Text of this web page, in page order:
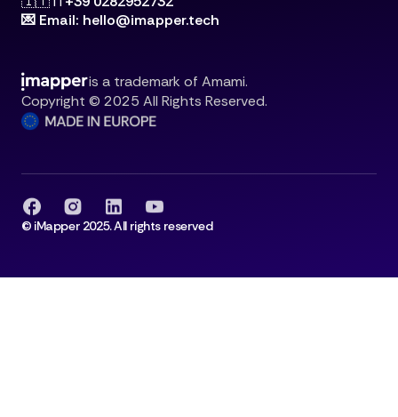
💌 Email: hello@imapper.tech
is a trademark of Amami.
Copyright © 2025 All Rights Reserved.
© iMapper 2025. All rights reserved